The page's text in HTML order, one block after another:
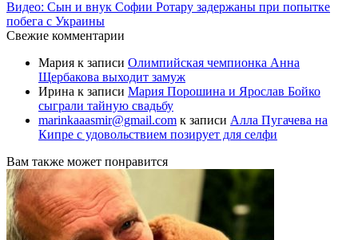
Видео: Сын и внук Софии Ротару задержаны при попытке
побега с Украины
Свежие комментарии
Мария к записи Олимпийская чемпионка Анна
Щербакова выходит замуж
Ирина к записи Мария Порошина и Ярослав Бойко
сыграли тайную свадьбу
marinkaaasmir@gmail.com к записи Алла Пугачева на
Кипре с удовольствием позирует для селфи
Вам также может понравится